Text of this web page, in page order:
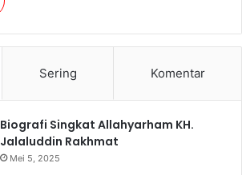
Sering Komentar
Biografi Singkat Allahyarham KH.
Jalaluddin Rakhmat
Mei 5, 2025